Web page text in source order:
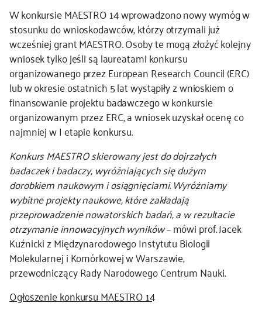
W konkursie MAESTRO 14 wprowadzono nowy wymóg w
stosunku do wnioskodawców, którzy otrzymali już
wcześniej grant MAESTRO. Osoby te mogą złożyć kolejny
wniosek tylko jeśli są laureatami konkursu
organizowanego przez European Research Council (ERC)
lub w okresie ostatnich 5 lat wystąpiły z wnioskiem o
finansowanie projektu badawczego w konkursie
organizowanym przez ERC, a wniosek uzyskał ocenę co
najmniej w I etapie konkursu.
Konkurs MAESTRO skierowany jest do dojrzałych
badaczek i badaczy, wyróżniających się dużym
dorobkiem naukowym i osiągnięciami. Wyróżniamy
wybitne projekty naukowe, które zakładają
przeprowadzenie nowatorskich badań, a w rezultacie
otrzymanie innowacyjnych wyników– mówi prof. Jacek
Kuźnicki z Międzynarodowego Instytutu Biologii
Molekularnej i Komórkowej w Warszawie,
przewodniczący Rady Narodowego Centrum Nauki.
Ogłoszenie konkursu MAESTRO 14